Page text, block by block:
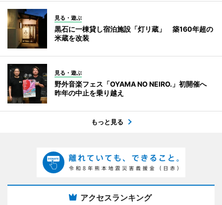
見る・遊ぶ
黒石に一棟貸し宿泊施設「灯リ蔵」 築160年超の
米蔵を改装
見る・遊ぶ
野外音楽フェス「OYAMA NO NEIRO.」初開催へ
昨年の中止を乗り越え
もっと見る
アクセスランキング